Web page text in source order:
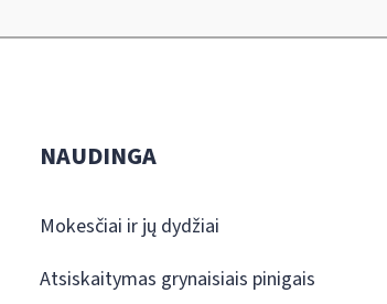
NAUDINGA
Mokesčiai ir jų dydžiai
Atsiskaitymas grynaisiais pinigais